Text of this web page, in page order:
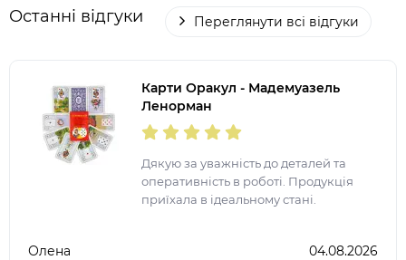
Останні відгуки Переглянути всі відгуки
Карти Оракул - Мадемуазель
Ленорман
Дякую за уважність до деталей та
оперативність в роботі. Продукція
приїхала в ідеальному стані.
Олена 04.08.2026